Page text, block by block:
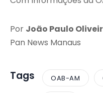
Por João Paulo
Pan News Manaus
Tags OAB-AM